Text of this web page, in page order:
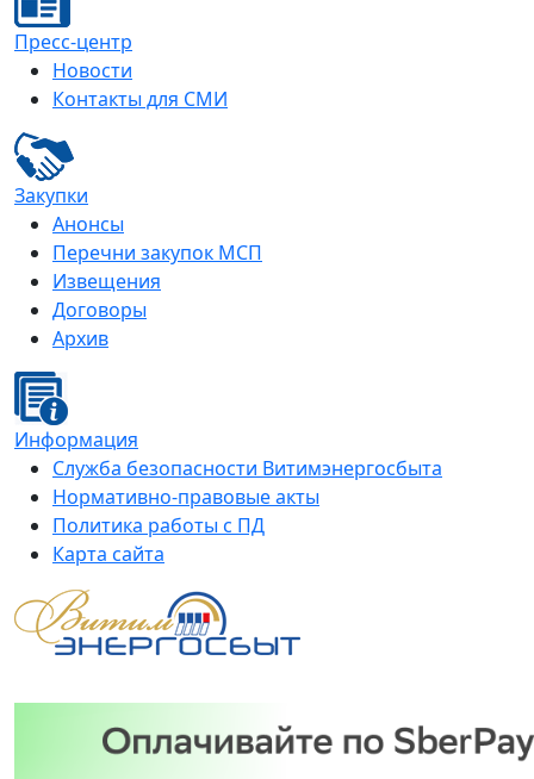
Пресс-центр
Новости
Контакты для СМИ
Закупки
Анонсы
Перечни закупок МСП
Извещения
Договоры
Архив
Информация
Служба безопасности Витимэнергосбыта
Нормативно-правовые акты
Политика работы с ПД
Карта сайта